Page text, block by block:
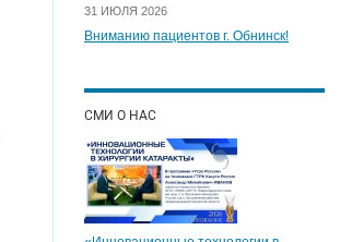
31 ИЮЛЯ 2026
Вниманию пациентов г. Обнинск!
СМИ О НАС